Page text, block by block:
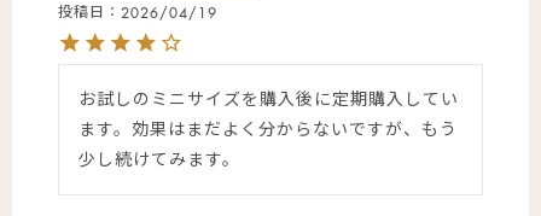
投稿日 2026/04/19
お試しのミニサイズを購入後に定期購入してい
ます。効果はまだよく分からないですが、もう
少し続けてみます。